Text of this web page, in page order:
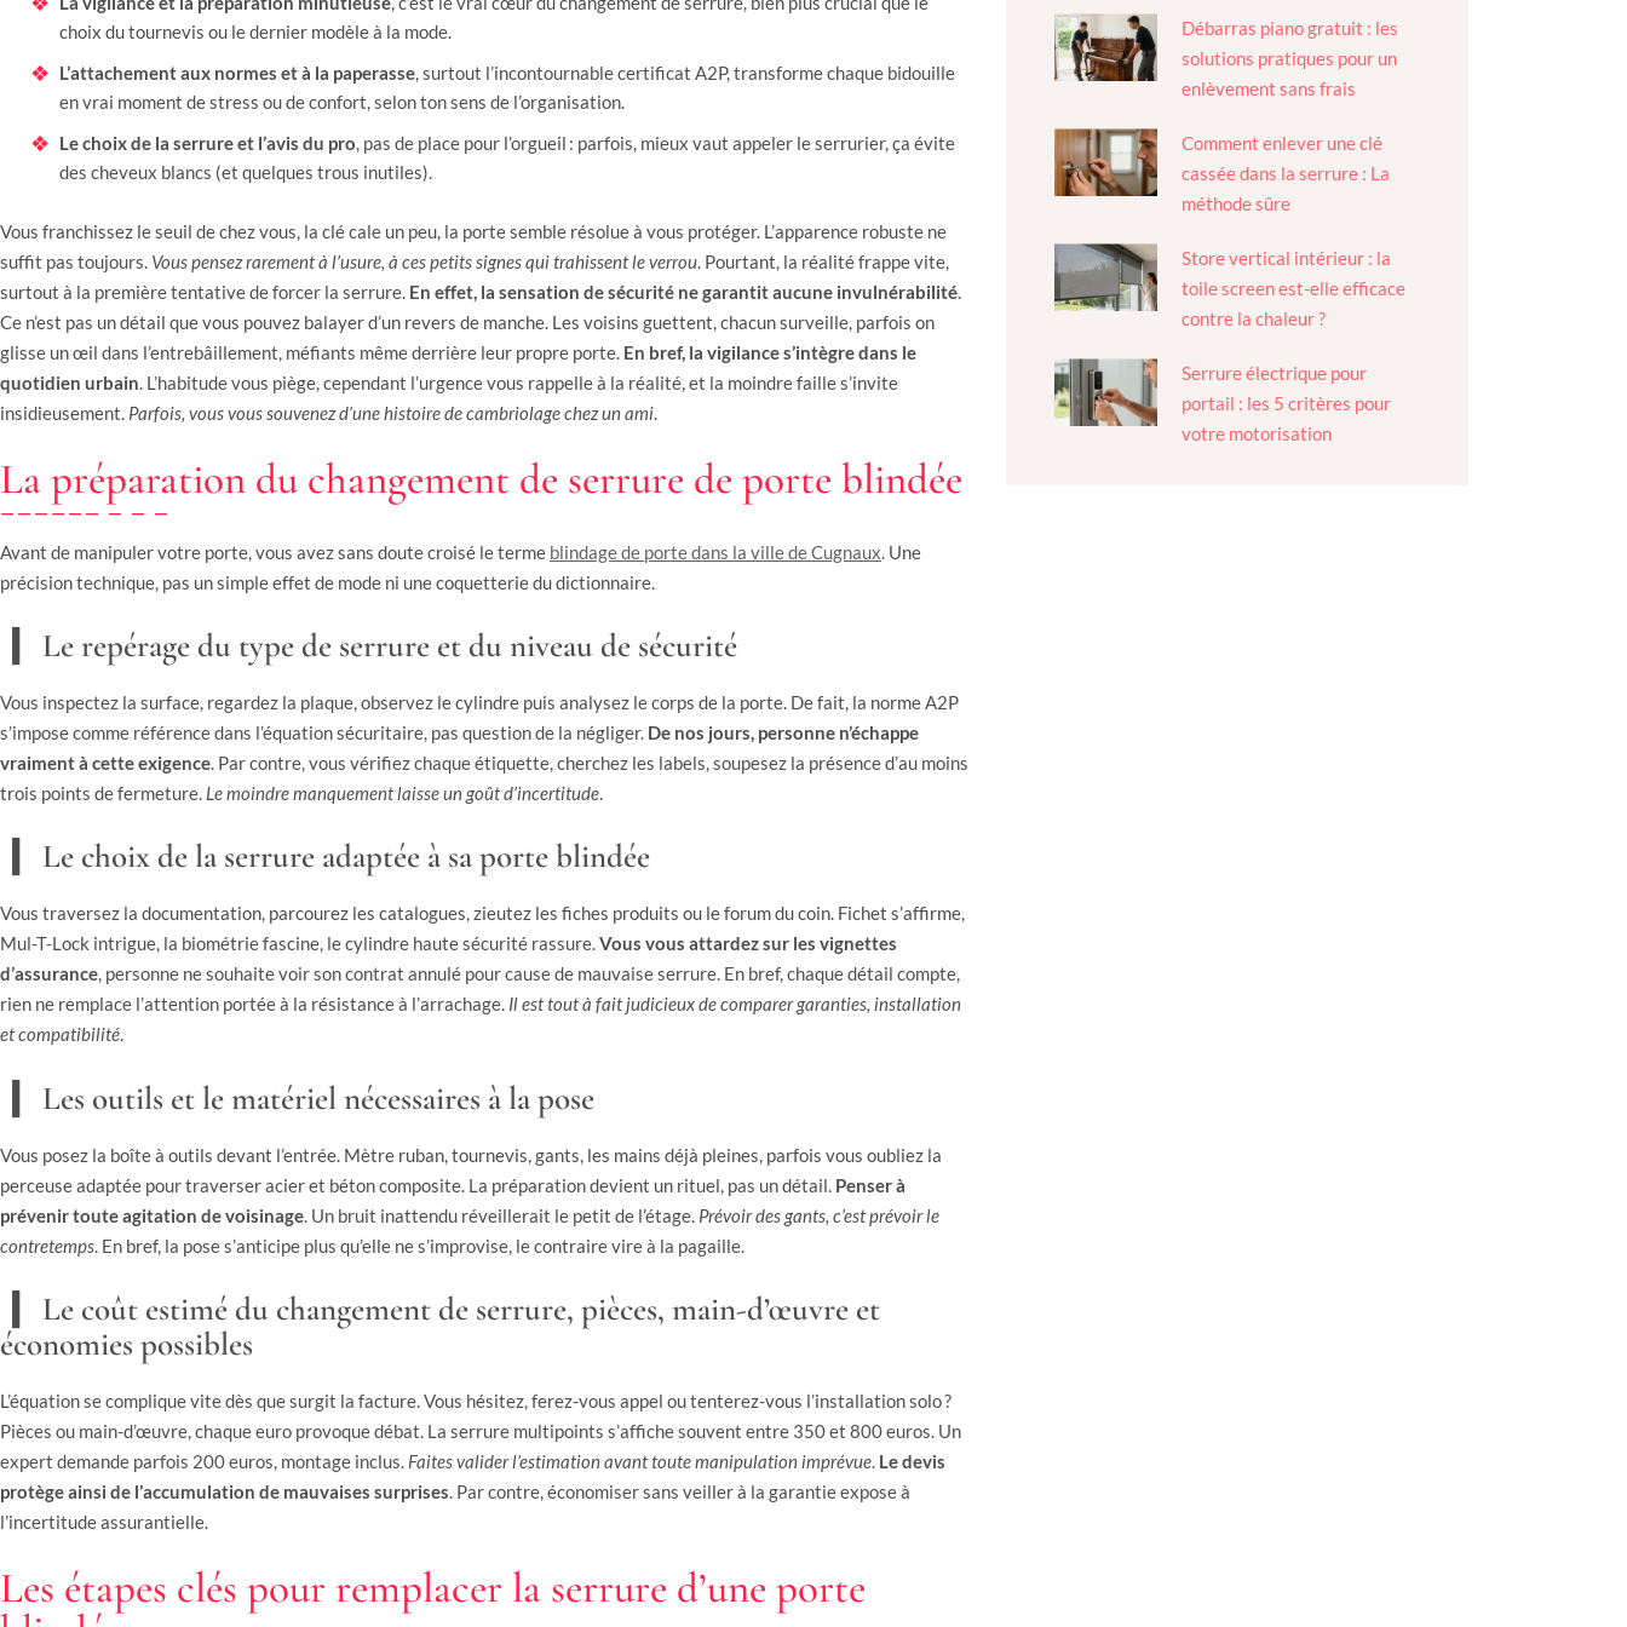
choix du tournevis ou le dernier modèle à la mode.
L’attachement aux normes et à la paperasse, surtout l’incontournable certificat A2P, transforme chaque bidouille
en vrai moment de stress ou de confort, selon ton sens de l’organisation.
Le choix de la serrure et l’avis du pro, pas de place pour l’orgueil : parfois, mieux vaut appeler le serrurier, ça évite
des cheveux blancs (et quelques trous inutiles).
Vous franchissez le seuil de chez vous, la clé cale un peu, la porte semble résolue à vous protéger. L’apparence robuste ne
suffit pas toujours. Vous pensez rarement à l’usure, à ces petits signes qui trahissent le verrou. Pourtant, la réalité frappe vite,
surtout à la première tentative de forcer la serrure. En effet, la sensation de sécurité ne garantit aucune invulnérabilité.
Ce n’est pas un détail que vous pouvez balayer d’un revers de manche. Les voisins guettent, chacun surveille, parfois on
glisse un œil dans l’entrebâillement, méfiants même derrière leur propre porte. En bref, la vigilance s’intègre dans le
quotidien urbain. L’habitude vous piège, cependant l’urgence vous rappelle à la réalité, et la moindre faille s’invite
insidieusement. Parfois, vous vous souvenez d’une histoire de cambriolage chez un ami.
La préparation du changement de serrure de porte blindée
Avant de manipuler votre porte, vous avez sans doute croisé le terme blindage de porte dans la ville de Cugnaux. Une
précision technique, pas un simple effet de mode ni une coquetterie du dictionnaire.
Le repérage du type de serrure et du niveau de sécurité
Vous inspectez la surface, regardez la plaque, observez le cylindre puis analysez le corps de la porte. De fait, la norme A2P
s’impose comme référence dans l’équation sécuritaire, pas question de la négliger. De nos jours, personne n’échappe
vraiment à cette exigence. Par contre, vous vérifiez chaque étiquette, cherchez les labels, soupesez la présence d’au moins
trois points de fermeture. Le moindre manquement laisse un goût d’incertitude.
Le choix de la serrure adaptée à sa porte blindée
Vous traversez la documentation, parcourez les catalogues, zieutez les fiches produits ou le forum du coin. Fichet s’affirme,
Mul-T-Lock intrigue, la biométrie fascine, le cylindre haute sécurité rassure.Vous vous attardez sur les vignettes
d’assurance, personne ne souhaite voir son contrat annulé pour cause de mauvaise serrure. En bref, chaque détail compte,
rien ne remplace l’attention portée à la résistance à l’arrachage. Il est tout à fait judicieux de comparer garanties, installation
et compatibilité.
Les outils et le matériel nécessaires à la pose
Vous posez la boîte à outils devant l’entrée. Mètre ruban, tournevis, gants, les mains déjà pleines, parfois vous oubliez la
perceuse adaptée pour traverser acier et béton composite. La préparation devient un rituel, pas un détail. Penser à
prévenir toute agitation de voisinage. Un bruit inattendu réveillerait le petit de l’étage. Prévoir des gants, c’est prévoir le
contretemps. En bref, la pose s’anticipe plus qu’elle ne s’improvise, le contraire vire à la pagaille.
Le coût estimé du changement de serrure, pièces, main-d’œuvre et
économies possibles
L’équation se complique vite dès que surgit la facture. Vous hésitez, ferez-vous appel ou tenterez-vous l’installation solo ?
Pièces ou main-d’œuvre, chaque euro provoque débat. La serrure multipoints s’affiche souvent entre 350 et 800 euros. Un
expert demande parfois 200 euros, montage inclus. Faites valider l’estimation avant toute manipulation imprévue. Le devis
protège ainsi de l’accumulation de mauvaises surprises. Par contre, économiser sans veiller à la garantie expose à
l’incertitude assurantielle.
Les étapes clés pour remplacer la serrure d’une porte
Débarras piano gratuit : les
solutions pratiques pour un
enlèvement sans frais
Comment enlever une clé
cassée dans la serrure : La
méthode sûre
Store vertical intérieur : la
toile screen est-elle efficace
contre la chaleur ?
Serrure électrique pour
portail : les 5 critères pour
votre motorisation